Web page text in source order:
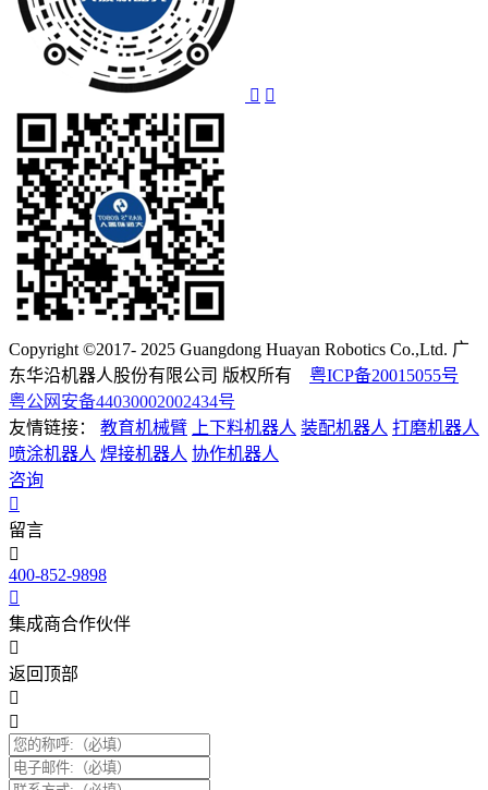
Copyright ©2017- 2025 Guangdong Huayan Robotics Co.,Ltd. 广
东华沿机器人股份有限公司 版权所有 粤ICP备20015055号
粤公网安备44030002002434号
友情链接：
教育机械臂 上下料机器人 装配机器人 打磨机器人
喷涂机器人 焊接机器人 协作机器人
咨询
留言
400-852-9898
集成商合作伙伴
返回顶部